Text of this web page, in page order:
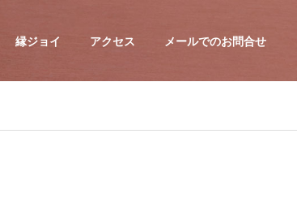
縁ジョイ アクセス メールでのお問合せ